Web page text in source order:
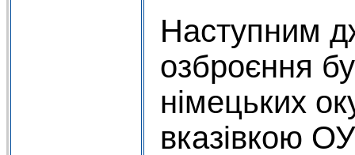
Наступним
озброєння
німецьких
вказівкою